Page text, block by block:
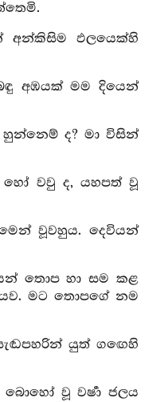
අන්කිසිම ඵලයෙක්හි
අඹයක් මම දියෙන්
ද? මා විසින්
හෝ වවු ද, යහපත් වූ
වූවහුය. දෙවියන්
තොප හා සම කළ
මට තොපගේ නම
යුත් ගඟෙහි
වූ වර්‍ෂා ජලය